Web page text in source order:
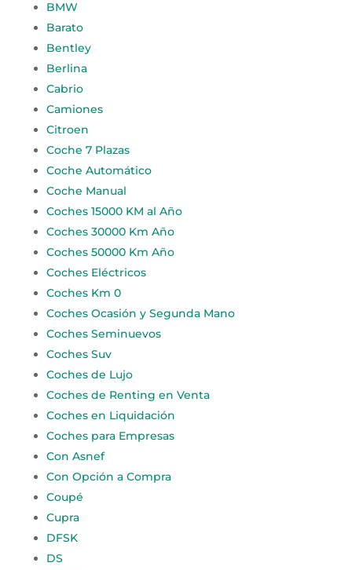
BMW
Barato
Bentley
Berlina
Cabrio
Camiones
Citroen
Coche 7 Plazas
Coche Automático
Coche Manual
Coches 15000 KM al Año
Coches 30000 Km Año
Coches 50000 Km Año
Coches Eléctricos
Coches Km 0
Coches Ocasión y Segunda Mano
Coches Seminuevos
Coches Suv
Coches de Lujo
Coches de Renting en Venta
Coches en Liquidación
Coches para Empresas
Con Asnef
Con Opción a Compra
Coupé
Cupra
DFSK
DS